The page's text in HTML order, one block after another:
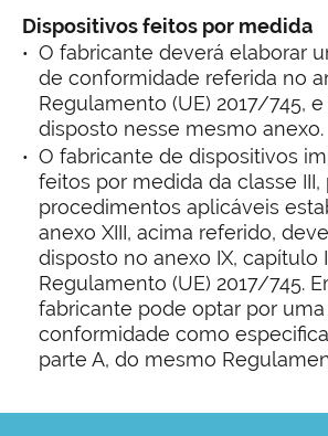
Dispositivos feitos por medida
O fabricante deverá elaborar
de conformidade referida no
Regulamento (UE) 2017/745,
disposto nesse mesmo anexo.
O fabricante de dispositivos
feitos por medida da classe III,
procedimentos aplicáveis
anexo XIII, acima referido,
disposto no anexo IX, capítulo
Regulamento (UE) 2017/745.
fabricante pode optar por
conformidade como
parte A, do mesmo